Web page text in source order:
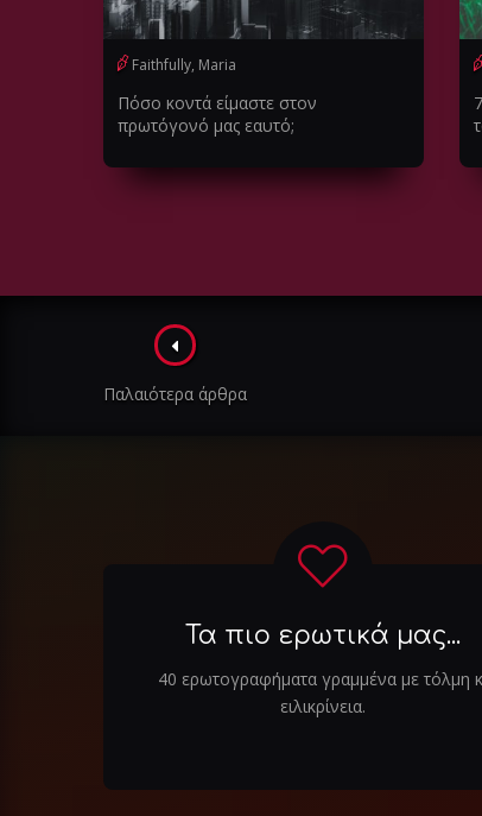
Faithfully, Maria
Πόσο κοντά είμαστε στον
πρωτόγονό μας εαυτό;
Πλοήγηση
στα
Παλαιότερα άρθρα
Τα πιο ερωτικά μας...
40 ερωτογραφήματα γραμμένα με τόλμη
ειλικρίνεια.